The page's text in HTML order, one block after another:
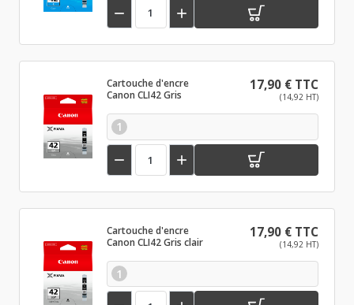
 
Cartouche d'encre
Canon CLI42 Gris
17,90 € TTC
(14,92 HT)
1
 
Cartouche d'encre
Canon CLI42 Gris clair
17,90 € TTC
(14,92 HT)
1